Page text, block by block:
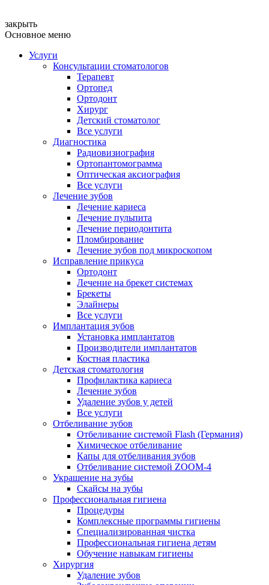
закрыть
Основное меню
Услуги
Консультации стоматологов
Терапевт
Ортопед
Ортодонт
Хирург
Детский стоматолог
Все услуги
Диагностика
Радиовизиография
Ортопантомограмма
Оптическая аксиография
Все услуги
Лечение зубов
Лечение кариеса
Лечение пульпита
Лечение периодонтита
Пломбирование
Лечение зубов под микроскопом
Исправление прикуса
Ортодонт
Лечение на брекет системах
Брекеты
Элайнеры
Все услуги
Имплантация зубов
Установка имплантатов
Производители имплантатов
Костная пластика
Детская стоматология
Профилактика кариеса
Лечение зубов
Удаление зубов у детей
Все услуги
Отбеливание зубов
Отбеливание системой Flash (Германия)
Химическое отбеливание
Капы для отбеливания зубов
Отбеливание системой ZOOM-4
Украшение на зубы
Скайсы на зубы
Профессиональная гигиена
Процедуры
Комплексные программы гигиены
Специализированная чистка
Профессиональная гигиена детям
Обучение навыкам гигиены
Хирургия
Удаление зубов